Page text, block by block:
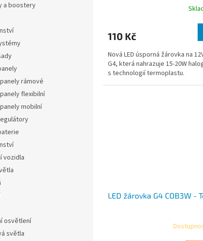
a boostery
rámové
flexibilní
mobilní
vozidla
osvětlení
světla
110 Kč
Nová LED úsporná žárovka na
G4, která nahrazuje 15-20W
s technologií termoplastu.
LED žárovka G4 COB3W -